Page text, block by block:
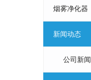
烟雾净化器
新闻动态
公司新闻